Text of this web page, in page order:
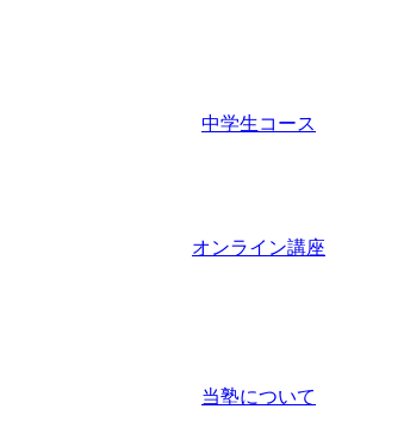
中学生コース
オンライン講座
当塾について